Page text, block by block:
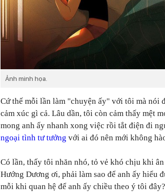
Ảnh minh họa.
Cứ thế mỗi lần làm "chuyện ấy" với tôi mà nói
cảm xúc gì cả. Lâu dần, tôi còn cảm thấy mệt
mong anh ấy nhanh xong việc rồi tắt điện đi
ngoại tình tư tưởng với ai đó nên mới không
Có lần, thấy tôi nhăn nhó, tỏ vẻ khó chịu khi
Hướng Dương ơi, phải làm sao để anh ấy hiểu
mỗi khi quan hệ để anh ấy chiều theo ý tôi